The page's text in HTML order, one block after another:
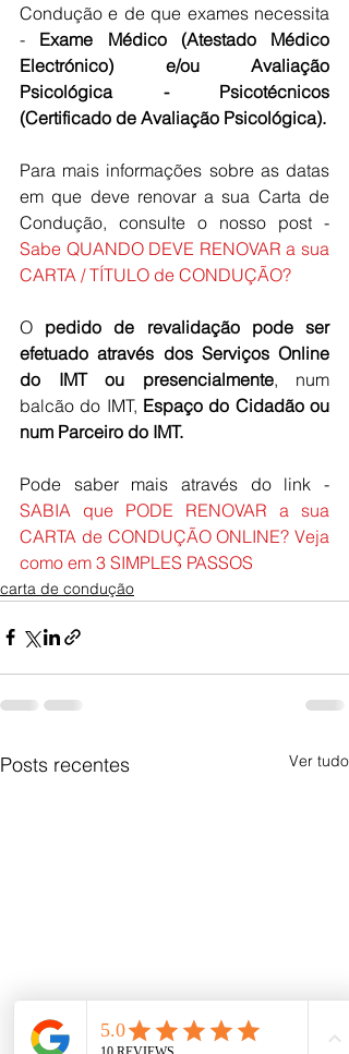
Condução e de que exames necessita
- Exame Médico (Atestado Médico
Electrónico) e/ou Avaliação
Psicológica - Psicotécnicos
(Certificado de Avaliação Psicológica).
Para mais informações sobre as datas
em que deve renovar a sua Carta de
Sabe QUANDO DEVE RENOVAR a sua
CARTA / TÍTULO de CONDUÇÃO?
O pedido de revalidação pode ser
efetuado através dos Serviços Online
do IMT ou presencialmente, num
balcão do IMT, Espaço do Cidadão ou
num Parceiro do IMT.
SABIA que PODE RENOVAR a sua
CARTA de CONDUÇÃO ONLINE? Veja
como em 3 SIMPLES PASSOS
carta de condução
Posts recentes Ver tudo